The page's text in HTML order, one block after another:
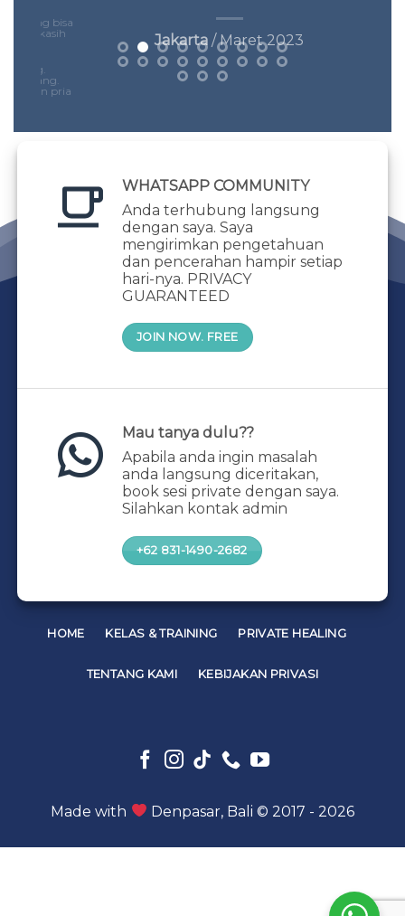
bisa
kasih
pria
Jakarta/ Maret 2023
WHATSAPP COMMUNITY
Anda terhubung langsung
dengan saya. Saya
mengirimkan pengetahuan
dan pencerahan hampir setiap
hari-nya. PRIVACY
GUARANTEED
JOIN NOW. FREE
Mau tanya dulu??
Apabila anda ingin masalah
anda langsung diceritakan,
book sesi private dengan saya.
Silahkan kontak admin
+62 831-1490-2682
HOME KELAS & TRAINING PRIVATE HEALING
TENTANG KAMI KEBIJAKAN PRIVASI
Made with Denpasar, Bali © 2017 - 2026